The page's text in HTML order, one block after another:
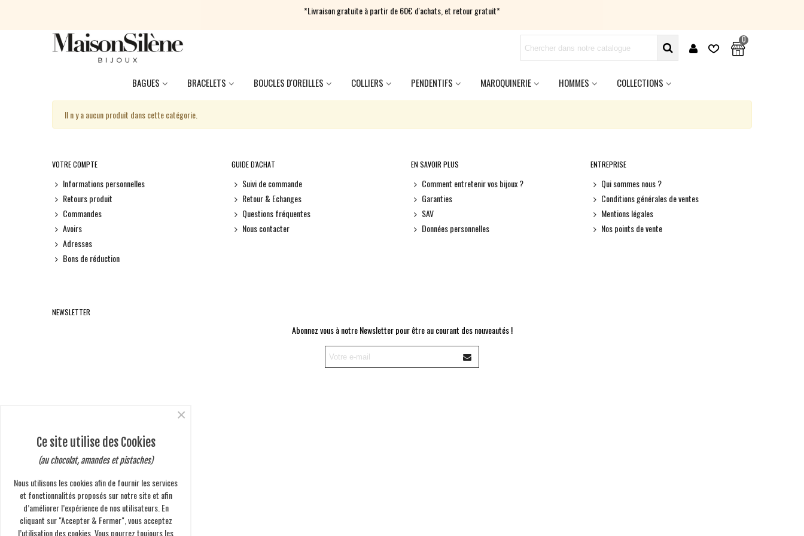
*Livraison gratuite à partir de 60€ d'achats, et retour gratuit*
0
BAGUES BRACELETS BOUCLES D'OREILLES COLLIERS PENDENTIFS MAROQUINERIE HOMMES COLLECTIONS
Il n y a aucun produit dans cette catégorie.
VOTRE COMPTE
Informations personnelles
Retours produit
Commandes
Avoirs
Adresses
Bons de réduction
GUIDE D'ACHAT
Suivi de commande
Retour & Echanges
Questions fréquentes
Nous contacter
EN SAVOIR PLUS
Comment entretenir vos bijoux ?
Garanties
SAV
Données personnelles
ENTREPRISE
Qui sommes nous ?
Conditions générales de ventes
Mentions légales
Nos points de vente
NEWSLETTER
Abonnez vous à notre Newsletter pour être au courant des nouveautés !
Ce site utilise des Cookies
(au chocolat, amandes et pistaches)
Nous utilisons les cookies afin de fournir les services
et fonctionnalités proposés sur notre site et afin
d’améliorer l’expérience de nos utilisateurs. En
cliquant sur "Accepter & Fermer", vous acceptez
l’utilisation des cookies. Vous pourrez toujours les
×